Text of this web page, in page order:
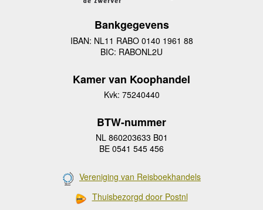
Bankgegevens
IBAN: NL11 RABO 0140 1961 88
BIC: RABONL2U
Kamer van Koophandel
Kvk: 75240440
BTW-nummer
NL 860203633 B01
BE 0541 545 456
Vereniging van Reisboekhandels
Thuisbezorgd door Postnl